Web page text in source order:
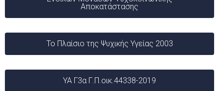
Αποκατάστασης
Το Πλαίσιο της Ψυχικής Υγείας 2003
ΥΑ Γ3α Γ.Π.οικ.44338-2019